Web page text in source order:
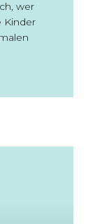
wer
Kinder